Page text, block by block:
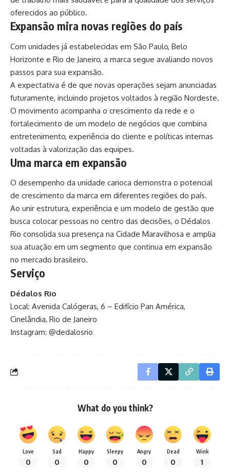
oferecidos ao público.
Expansão mira novas regiões do país
Com unidades já estabelecidas em São Paulo, Belo
Horizonte e Rio de Janeiro, a marca segue avaliando novos
passos para sua expansão.
A expectativa é de que novas operações sejam anunciadas
futuramente, incluindo projetos voltados à região Nordeste.
O movimento acompanha o crescimento da rede e o
fortalecimento de um modelo de negócios que combina
entretenimento, experiência do cliente e políticas internas
voltadas à valorização das equipes.
Uma marca em expansão
O desempenho da unidade carioca demonstra o potencial
de crescimento da marca em diferentes regiões do país.
Ao unir estrutura, experiência e um modelo de gestão que
busca colocar pessoas no centro das decisões, o Dédalos
Rio consolida sua presença na Cidade Maravilhosa e amplia
sua atuação em um segmento que continua em expansão
no mercado brasileiro.
Serviço
Dédalos Rio
Local: Avenida Calógeras, 6 – Edifício Pan América,
Cinelândia, Rio de Janeiro
Instagram: @dedalosrio
What do you think?
Love
0
Sad
0
Happy
0
Sleepy
0
Angry
0
Dead
0
Wink
1